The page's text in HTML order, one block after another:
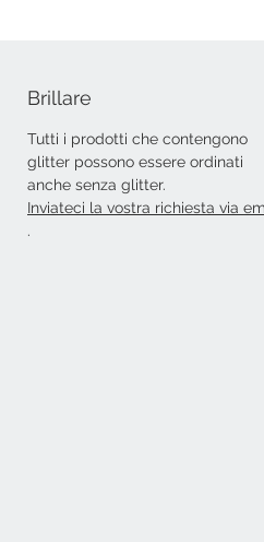
Brillare
Tutti i prodotti che contengono
glitter possono essere ordinati
anche senza glitter.
Inviateci la vostra richiesta via
.